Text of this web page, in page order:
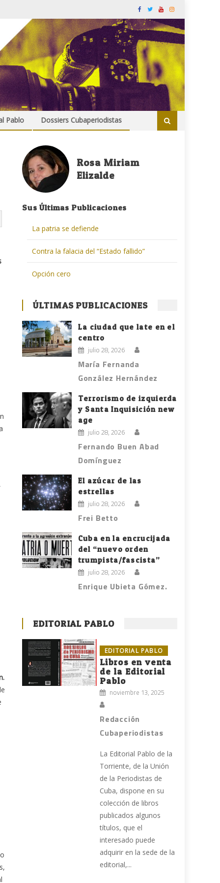
Pablo Dossiers Cubaperiodistas
Rosa Miriam
Elizalde
Sus Últimas Publicaciones
La patria se defiende
Contra la falacia del “Estado fallido”
Opción cero
ÚLTIMAS PUBLICACIONES
La ciudad que late en el
centro
julio 28, 2026
María Fernanda
González Hernández
Terrorismo de izquierda
y Santa Inquisición new
age
julio 28, 2026
Fernando Buen Abad
Domínguez
El azúcar de las
estrellas
julio 28, 2026
Frei Betto
Cuba en la encrucijada
del “nuevo orden
trumpista/fascista”
julio 28, 2026
Enrique Ubieta Gómez.
EDITORIAL PABLO
EDITORIAL PABLO
Libros en venta
de la Editorial
Pablo
noviembre 13, 2025
Redacción
Cubaperiodistas
La Editorial Pablo de la
Torriente, de la Unión
de la Periodistas de
Cuba, dispone en su
colección de libros
publicados algunos
títulos, que el
interesado puede
adquirir en la sede de la
editorial,...